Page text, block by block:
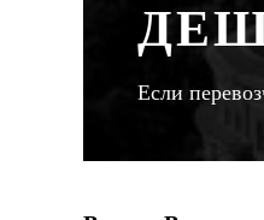
Если